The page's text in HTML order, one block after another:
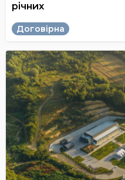
річних
Договірна